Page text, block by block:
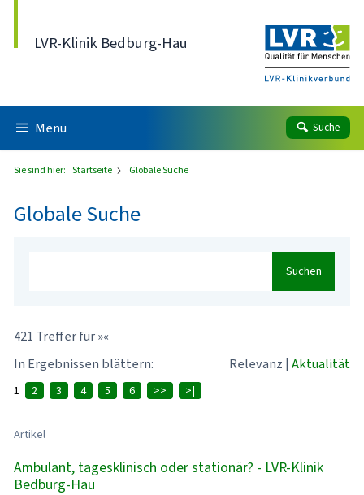
LVR-Klinik Bedburg-Hau
Menü Suche
Sie sind hier: Startseite Globale Suche
Globale Suche
Suchen
421 Treffer für »«
In Ergebnissen blättern:
Relevanz | Aktualität
1 2 3 4 5 6 >> >|
Artikel
Ambulant, tagesklinisch oder stationär? - LVR-Klinik
Bedburg-Hau